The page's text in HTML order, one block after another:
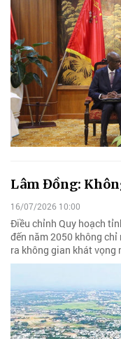
Lâm Đồng:
16/07/2026 10:00
Điều chỉnh Quy hoạch
đến năm 2050 không
ra không gian khát